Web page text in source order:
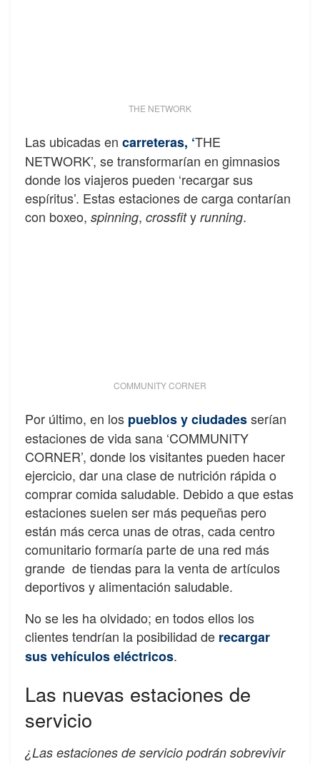
THE NETWORK
Las ubicadas en carreteras, ‘THE
NETWORK’, se transformarían en gimnasios
donde los viajeros pueden ‘recargar sus
espíritus’. Estas estaciones de carga contarían
con boxeo, spinning, crossfity running.
COMMUNITY CORNER
Por último, en los pueblos y ciudadesserían
estaciones de vida sana ‘COMMUNITY
CORNER’, donde los visitantes pueden hacer
ejercicio, dar una clase de nutrición rápida o
comprar comida saludable. Debido a que estas
estaciones suelen ser más pequeñas pero
están más cerca unas de otras, cada centro
comunitario formaría parte de una red más
grande de tiendas para la venta de artículos
deportivos y alimentación saludable.
No se les ha olvidado; en todos ellos los
clientes tendrían la posibilidad de recargar
sus vehículos eléctricos.
Las nuevas estaciones de
servicio
¿Las estaciones de servicio podrán sobrevivir